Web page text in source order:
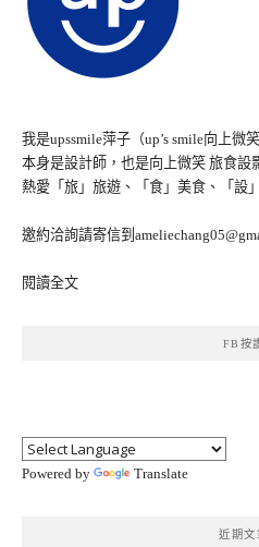
我是upssmile萍子（up’s smile向上微
本身是設計師，也是向上微笑 旅食設
熱愛「旅」旅遊、「食」美食、「設
邀約洽詢請寄信到
閱讀全文
FB按
Powered by Translate
近期文